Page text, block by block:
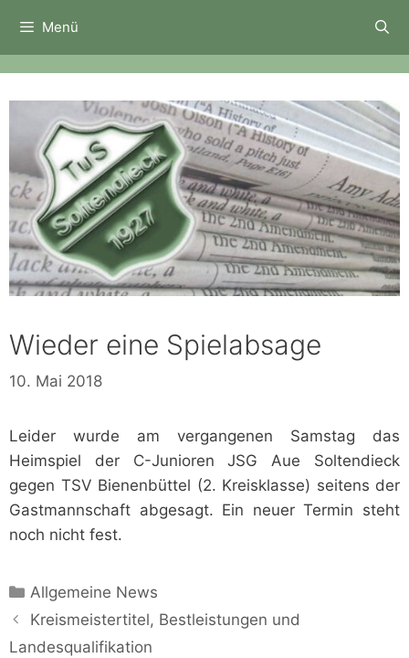
Inhalt
springen
Menü
Wieder eine Spielabsage
10. Mai 2018
Leider wurde am vergangenen Samstag das
Heimspiel der C-Junioren JSG Aue Soltendieck
gegen TSV Bienenbüttel (2. Kreisklasse) seitens der
Gastmannschaft abgesagt. Ein neuer Termin steht
noch nicht fest.
Kategorien
Allgemeine News
Kreismeistertitel, Bestleistungen und
Landesqualifikation